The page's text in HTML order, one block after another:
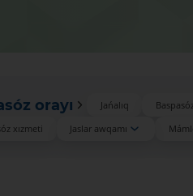
orayı Jańalıq
xızmeti
Jaslar awqamı